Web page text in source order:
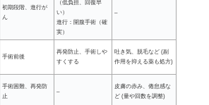
初期段階、進行が
ん
（低負担、回復早
い）
進行：開腹手術（確
実）
–
手術前後
再発防止、手術しや
すくする
吐き気、脱毛など (副
作用を抑える薬も処方)
手術困難、再発防
止
–
皮膚の赤み、倦怠感な
ど (量や回数を調整)